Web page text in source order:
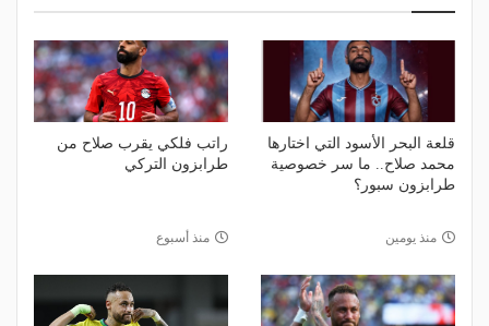
قلعة البحر الأسود التي اختارها
محمد صلاح.. ما سر خصوصية
طرابزون سبور؟
منذ يومين
راتب فلكي يقرب صلاح من
طرابزون التركي
منذ أسبوع